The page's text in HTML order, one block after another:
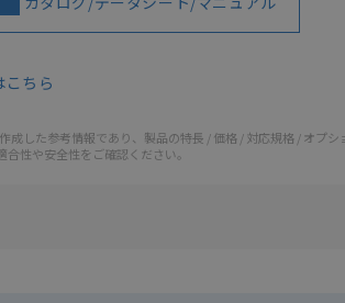
ちら
した参考情報であり、製品の特長 / 価格 / 対応規格 / オプシ
性や安全性をご確認ください。